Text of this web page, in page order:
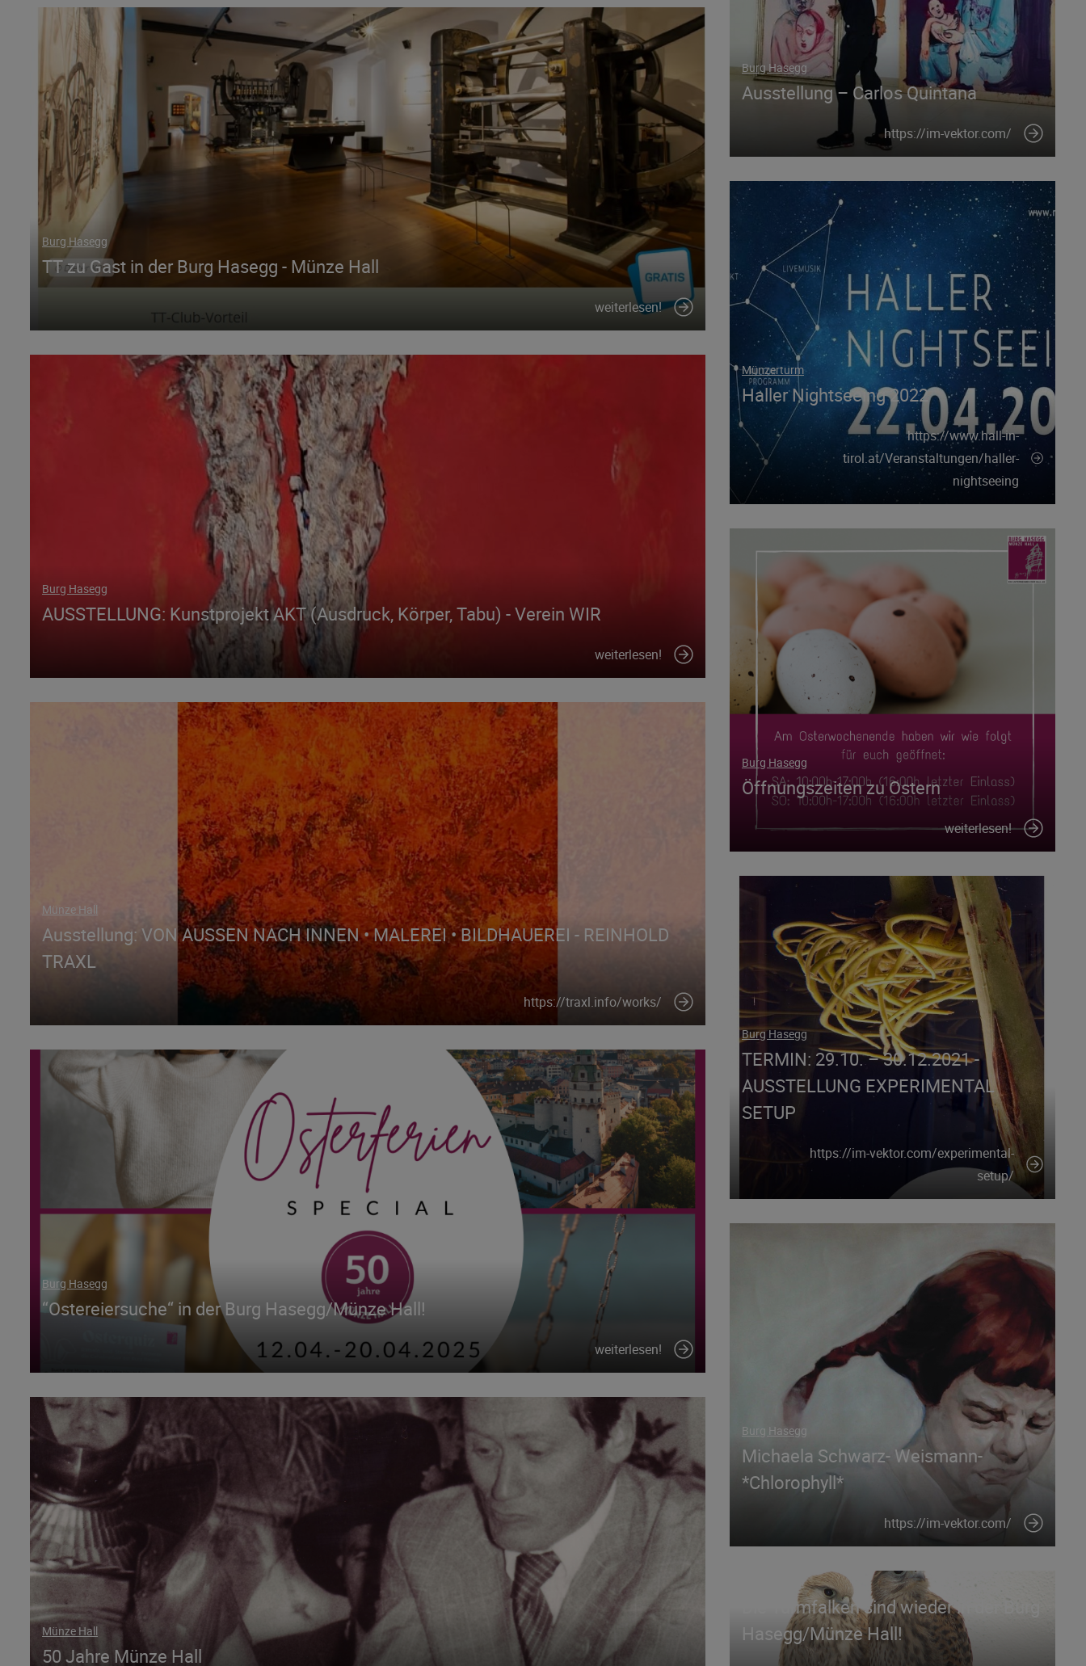
Burg Hasegg
TT zu Gast in der Burg Hasegg - Münze Hall
weiterlesen!
Burg Hasegg
AUSSTELLUNG: Kunstprojekt AKT (Ausdruck, Körper, Tabu) - Verein WIR
weiterlesen!
Münze Hall
Ausstellung: VON AUSSEN NACH INNEN • MALEREI • BILDHAUEREI - REINHOLD
TRAXL
https://traxl.info/works/
Burg Hasegg
“Ostereiersuche“ in der Burg Hasegg/Münze Hall!
weiterlesen!
Münze Hall
50 Jahre Münze Hall
Burg Hasegg
Ausstellung – Carlos Quintana
https://im-vektor.com/
Münzerturm
Haller Nightseeing 2022
https://www.hall-in-
tirol.at/Veranstaltungen/haller-
nightseeing
Burg Hasegg
Öffnungszeiten zu Ostern
weiterlesen!
Burg Hasegg
TERMIN: 29.10. – 30.12.2021 -
AUSSTELLUNG EXPERIMENTAL
SETUP
https://im-vektor.com/experimental-
setup/
Burg Hasegg
Michaela Schwarz- Weismann-
*Chlorophyll*
https://im-vektor.com/
Münzerturm
Die Turmfalken sind wieder in der Burg
Hasegg/Münze Hall!